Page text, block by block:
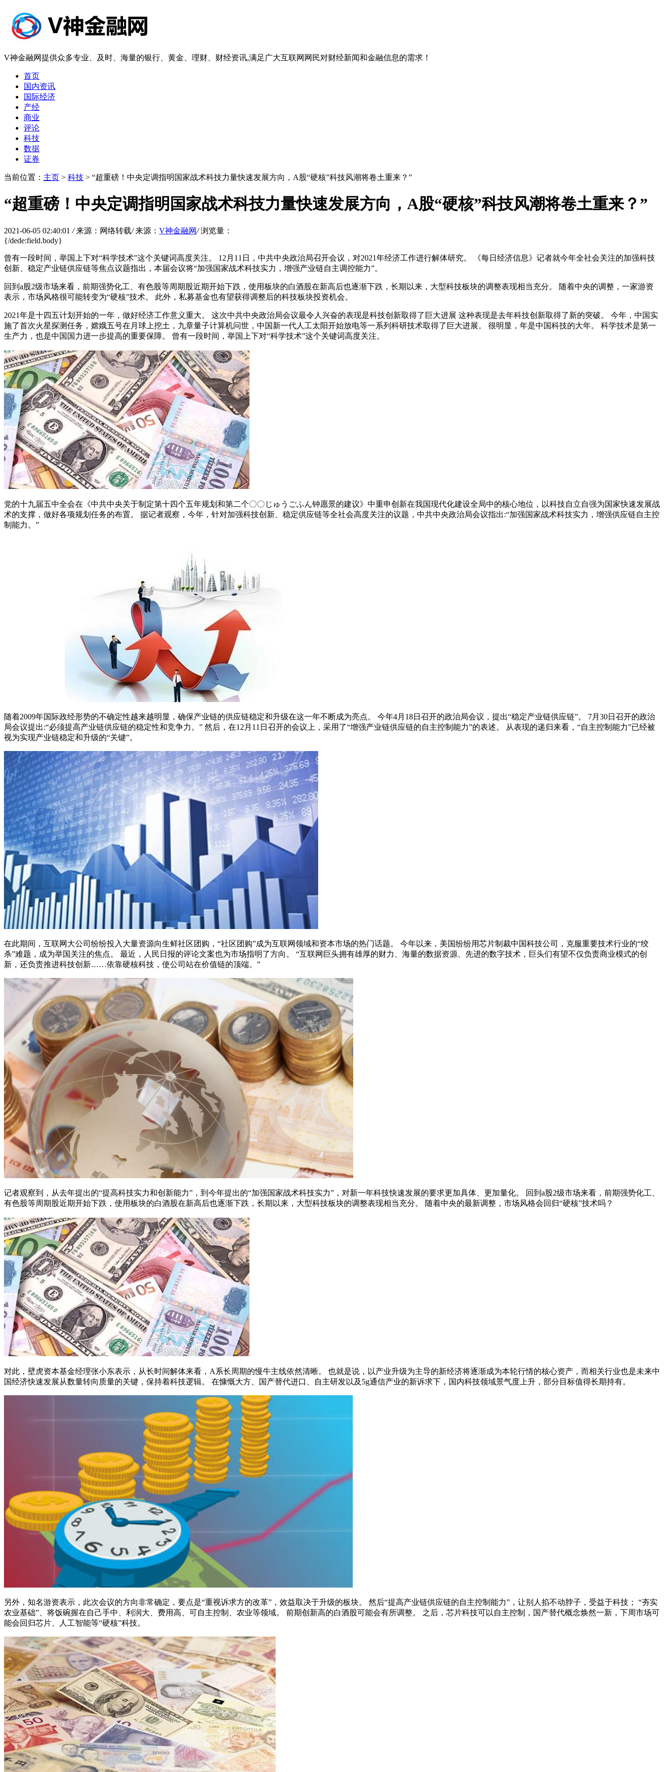
V神金融网提供众多专业、及时、海量的银行、黄金、理财、财经资讯,满足广大互联网网民对财经新闻和金融信息的需求！
首页
国内资讯
国际经济
产经
商业
评论
科技
数据
证券
当前位置： 主页 > 科技 > “超重磅！中央定调指明国家战术科技力量快速发展方向，A股“硬核”科技风潮将卷土重来？”
“超重磅！中央定调指明国家战术科技力量快速发展方向，A股“硬核”科技风潮将卷土重来？”
2021-06-05 02:40:01 / 来源：网络转载/ 来源： V神金融网/ 浏览量：
{/dede:field.body}
曾有一段时间，举国上下对“科学技术”这个关键词高度关注。 12月11日，中共中央政治局召开会议，对2021年经济工作进行解体研究。 《每日经济信息》记者就今年全社会关注的加强科技
创新、稳定产业链供应链等焦点议题指出，本届会议将“加强国家战术科技实力，增强产业链自主调控能力”。
回到a股2级市场来看，前期强势化工、有色股等周期股近期开始下跌，使用板块的白酒股在新高后也逐渐下跌，长期以来，大型科技板块的调整表现相当充分。 随着中央的调整，一家游资
表示，市场风格很可能转变为“硬核”技术。 此外，私募基金也有望获得调整后的科技板块投资机会。
2021年是十四五计划开始的一年，做好经济工作意义重大。 这次中共中央政治局会议最令人兴奋的表现是科技创新取得了巨大进展 这种表现是去年科技创新取得了新的突破。 今年，中国实
施了首次火星探测任务，嫦娥五号在月球上挖土，九章量子计算机问世，中国新一代人工太阳开始放电等一系列科研技术取得了巨大进展。 很明显，年是中国科技的大年。 科学技术是第一
生产力，也是中国国力进一步提高的重要保障。 曾有一段时间，举国上下对“科学技术”这个关键词高度关注。
党的十九届五中全会在《中共中央关于制定第十四个五年规划和第二个〇〇じゅうごふん钟愿景的建议》中重申创新在我国现代化建设全局中的核心地位，以科技自立自强为国家快速发展战
术的支撑，做好各项规划任务的布置。 据记者观察，今年，针对加强科技创新、稳定供应链等全社会高度关注的议题，中共中央政治局会议指出:“加强国家战术科技实力，增强供应链自主控
制能力。”
随着2009年国际政经形势的不确定性越来越明显，确保产业链的供应链稳定和升级在这一年不断成为亮点。 今年4月18日召开的政治局会议，提出“稳定产业链供应链”。 7月30日召开的政治
局会议提出:“必须提高产业链供应链的稳定性和竞争力。” 然后，在12月11日召开的会议上，采用了“增强产业链供应链的自主控制能力”的表述。 从表现的递归来看，“自主控制能力”已经被
视为实现产业链稳定和升级的“关键”。
在此期间，互联网大公司纷纷投入大量资源向生鲜社区团购，“社区团购”成为互联网领域和资本市场的热门话题。 今年以来，美国纷纷用芯片制裁中国科技公司，克服重要技术行业的“绞
杀”难题，成为举国关注的焦点。 最近，人民日报的评论文案也为市场指明了方向。 “互联网巨头拥有雄厚的财力、海量的数据资源、先进的数字技术，巨头们有望不仅负责商业模式的创
新，还负责推进科技创新……依靠硬核科技，使公司站在价值链的顶端。”
记者观察到，从去年提出的“提高科技实力和创新能力”，到今年提出的“加强国家战术科技实力”，对新一年科技快速发展的要求更加具体、更加量化。 回到a股2级市场来看，前期强势化工、
有色股等周期股近期开始下跌，使用板块的白酒股在新高后也逐渐下跌，长期以来，大型科技板块的调整表现相当充分。 随着中央的最新调整，市场风格会回归“硬核”技术吗？
对此，壁虎资本基金经理张小东表示，从长时间解体来看，A系长周期的慢牛主线依然清晰。 也就是说，以产业升级为主导的新经济将逐渐成为本轮行情的核心资产，而相关行业也是未来中
国经济快速发展从数量转向质量的关键，保持着科技逻辑。 在慷慨大方、国产替代进口、自主研发以及5g通信产业的新诉求下，国内科技领域景气度上升，部分目标值得长期持有。
另外，知名游资表示，此次会议的方向非常确定，要点是“重视诉求方的改革”，效益取决于升级的板块。 然后“提高产业链供应链的自主控制能力”，让别人掐不动脖子，受益于科技； “夯实
农业基础”、将饭碗握在自己手中、利润大、费用高、可自主控制、农业等领域。 前期创新高的白酒股可能会有所调整。 之后，芯片科技可以自主控制，国产替代概念焕然一新，下周市场可
能会回归芯片、人工智能等“硬核”科技。